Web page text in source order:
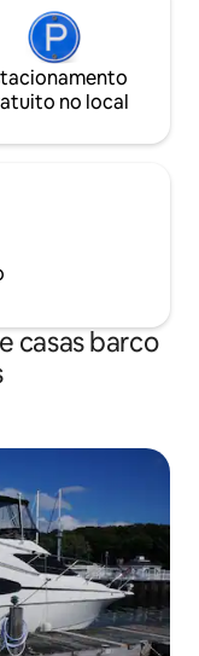
no local
casas barco